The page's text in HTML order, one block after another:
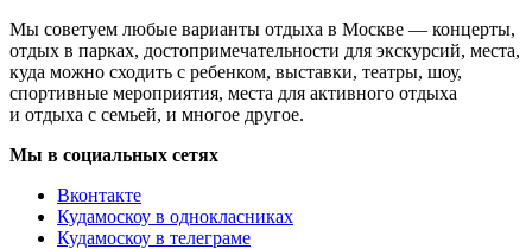
Мы советуем любые варианты отдыха в Москве — концерты,
отдых в парках, достопримечательности для экскурсий, места,
куда можно сходить с ребенком, выставки, театры, шоу,
спортивные мероприятия, места для активного отдыха
и отдыха с семьей, и многое другое.
Мы в социальных сетях
Вконтакте
Кудамоскоу в однокласниках
Кудамоскоу в телеграме